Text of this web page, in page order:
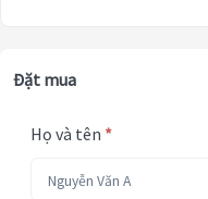
Đặt mua
Họ và tên *